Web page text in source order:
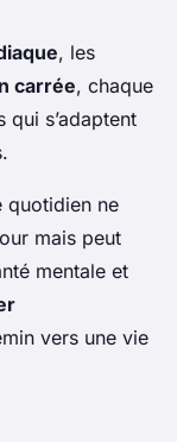
, les
carrée, chaque
s’adaptent
quotidien ne
mais peut
mentale et
vers une vie